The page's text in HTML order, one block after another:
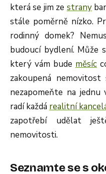
která se jim ze strany
stále poměrně nízko.
rodinný domek?
budoucí bydlení. Může
který vám bude měsíc
zakoupená
nezapomeňte na
radí každá realitní
zapotřebí udělat
nemovitosti.
Seznamte se s